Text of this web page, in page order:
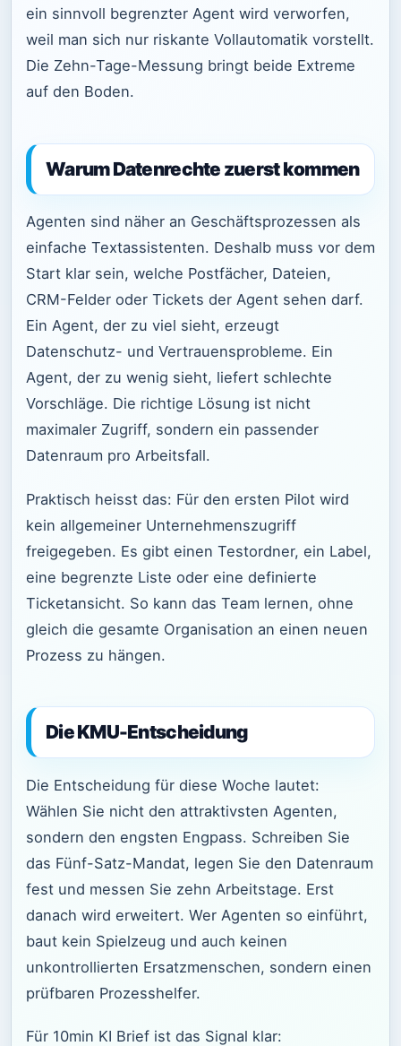
ein sinnvoll begrenzter Agent wird verworfen,
weil man sich nur riskante Vollautomatik vorstellt.
Die Zehn-Tage-Messung bringt beide Extreme
auf den Boden.
Warum Datenrechte zuerst kommen
Agenten sind näher an Geschäftsprozessen als
einfache Textassistenten. Deshalb muss vor dem
Start klar sein, welche Postfächer, Dateien,
CRM-Felder oder Tickets der Agent sehen darf.
Ein Agent, der zu viel sieht, erzeugt
Datenschutz- und Vertrauensprobleme. Ein
Agent, der zu wenig sieht, liefert schlechte
Vorschläge. Die richtige Lösung ist nicht
maximaler Zugriff, sondern ein passender
Datenraum pro Arbeitsfall.
Praktisch heisst das: Für den ersten Pilot wird
kein allgemeiner Unternehmenszugriff
freigegeben. Es gibt einen Testordner, ein Label,
eine begrenzte Liste oder eine definierte
Ticketansicht. So kann das Team lernen, ohne
gleich die gesamte Organisation an einen neuen
Prozess zu hängen.
Die KMU-Entscheidung
Die Entscheidung für diese Woche lautet:
Wählen Sie nicht den attraktivsten Agenten,
sondern den engsten Engpass. Schreiben Sie
das Fünf-Satz-Mandat, legen Sie den Datenraum
fest und messen Sie zehn Arbeitstage. Erst
danach wird erweitert. Wer Agenten so einführt,
baut kein Spielzeug und auch keinen
unkontrollierten Ersatzmenschen, sondern einen
prüfbaren Prozesshelfer.
Für 10min KI Brief ist das Signal klar: